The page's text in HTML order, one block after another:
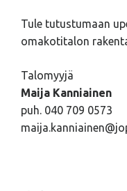
Tule tutustumaan
omakotitalon
Talomyyjä
Maija Kanniainen
puh. 040 709 0573